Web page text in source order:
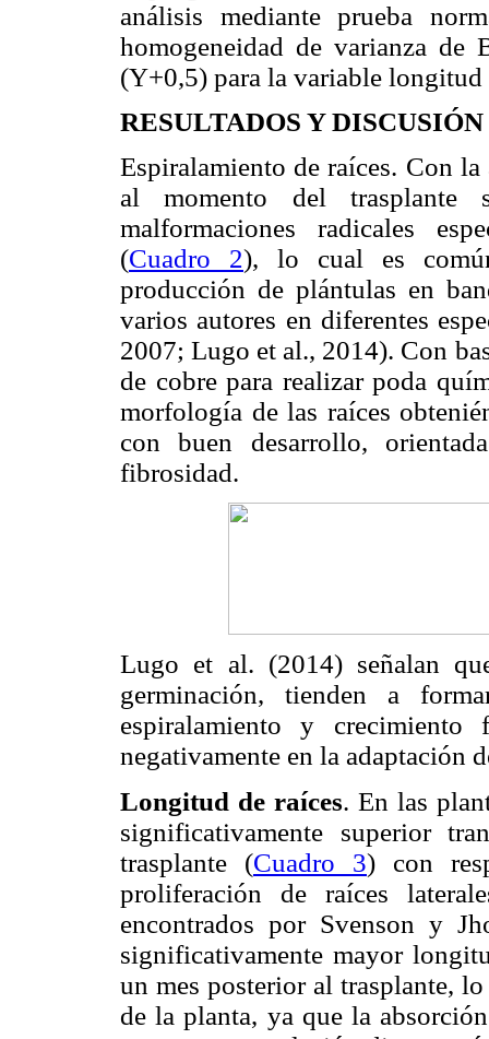
análisis mediante prueba
homogeneidad de varianza de
(Y+0,5) para la variable longitud
RESULTADOS Y DISCUSIÓN
Espiralamiento de raíces. Con
al momento del trasplante
malformaciones radicales
(Cuadro 2), lo cual es
producción de plántulas en
varios autores en diferentes
2007; Lugo et al., 2014). Con
de cobre para realizar poda
morfología de las raíces
con buen desarrollo,
fibrosidad.
Lugo et al. (2014) señalan
germinación, tienden a
espiralamiento y
negativamente en la adaptación
Longitud de raíces. En las
significativamente superior
trasplante (Cuadro 3) con
proliferación de raíces
encontrados por Svenson y
significativamente mayor
un mes posterior al trasplante,
de la planta, ya que la